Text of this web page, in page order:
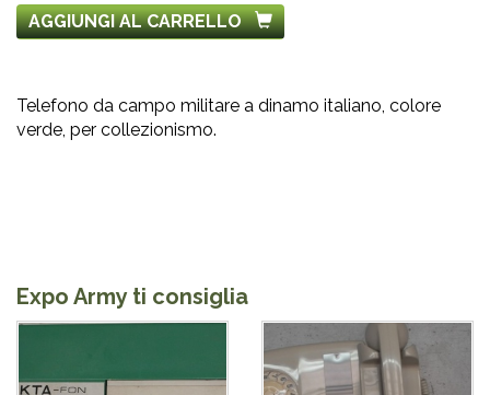
AGGIUNGI AL CARRELLO
Telefono da campo militare a dinamo italiano, colore
verde, per collezionismo.
Expo Army ti consiglia